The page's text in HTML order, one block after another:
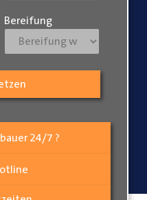
24/7 ?
Bereifung